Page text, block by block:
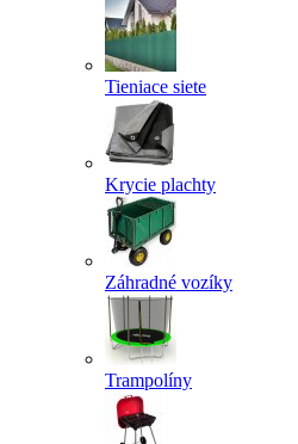
Tieniace siete
Krycie plachty
Záhradné vozíky
Trampolíny